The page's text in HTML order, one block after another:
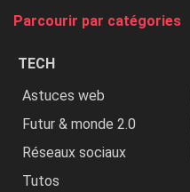
Parcourir par catégories
TECH
Astuces web
Futur & monde 2.0
Réseaux sociaux
Tutos